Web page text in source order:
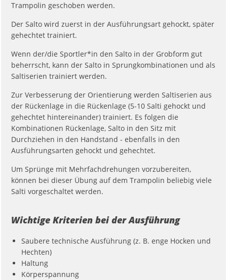
Trampolin geschoben werden.
Der Salto wird zuerst in der Ausführungsart gehockt, später
gehechtet trainiert.
Wenn der/die Sportler*in den Salto in der Grobform gut
beherrscht, kann der Salto in Sprungkombinationen und als
Saltiserien trainiert werden.
Zur Verbesserung der Orientierung werden Saltiserien aus
der Rückenlage in die Rückenlage (5-10 Salti gehockt und
gehechtet hintereinander) trainiert. Es folgen die
Kombinationen Rückenlage, Salto in den Sitz mit
Durchziehen in den Handstand - ebenfalls in den
Ausführungsarten gehockt und gehechtet.
Um Sprünge mit Mehrfachdrehungen vorzubereiten,
können bei dieser Übung auf dem Trampolin beliebig viele
Salti vorgeschaltet werden.
Wichtige Kriterien bei der Ausführung
Saubere technische Ausführung (z. B. enge Hocken und
Hechten)
Haltung
Körperspannung